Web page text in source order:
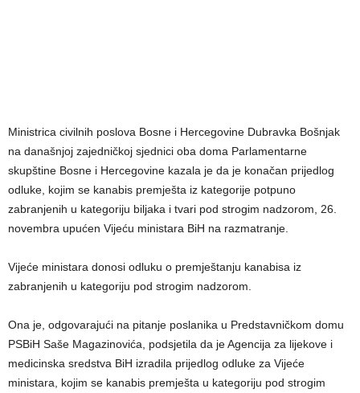
Ministrica civilnih poslova Bosne i Hercegovine Dubravka Bošnjak
na današnjoj zajedničkoj sjednici oba doma Parlamentarne
skupštine Bosne i Hercegovine kazala je da je konačan prijedlog
odluke, kojim se kanabis premješta iz kategorije potpuno
zabranjenih u kategoriju biljaka i tvari pod strogim nadzorom, 26.
novembra upućen Vijeću ministara BiH na razmatranje.
Vijeće ministara donosi odluku o premještanju kanabisa iz
zabranjenih u kategoriju pod strogim nadzorom.
Ona je, odgovarajući na pitanje poslanika u Predstavničkom domu
PSBiH Saše Magazinovića, podsjetila da je Agencija za lijekove i
medicinska sredstva BiH izradila prijedlog odluke za Vijeće
ministara, kojim se kanabis premješta u kategoriju pod strogim